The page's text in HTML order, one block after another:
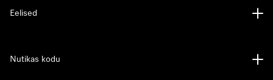
Eelised
Nutikas kodu